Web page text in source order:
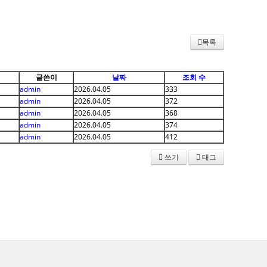
목록
글쓴이 날짜
조회 수
admin
2026.04.05
333
admin
2026.04.05
372
admin
2026.04.05
368
admin
2026.04.05
374
admin
2026.04.05
412
쓰기
태그